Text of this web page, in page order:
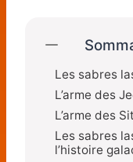
Les sabres
L’arme des
L’arme des
Les sabres
l’histoire